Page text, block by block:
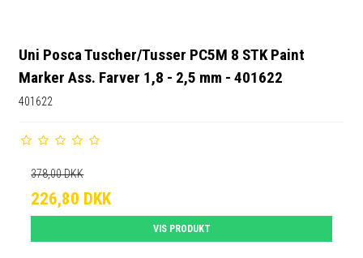
Uni Posca Tuscher/Tusser PC5M 8 STK Paint
Marker Ass. Farver 1,8 - 2,5 mm - 401622
401622
378,00 DKK
226,80 DKK
VIS PRODUKT